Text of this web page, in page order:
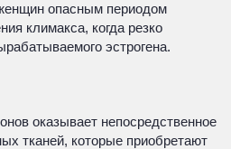
опасным периодом
климакса, когда резко
эстрогена.
оказывает непосредственное
тканей, которые приобретают